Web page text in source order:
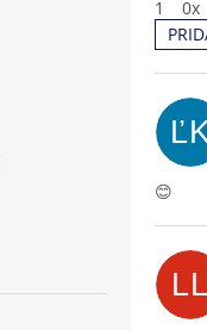
1
0x
V
p
i
s
h
o
n
o
😊
LL